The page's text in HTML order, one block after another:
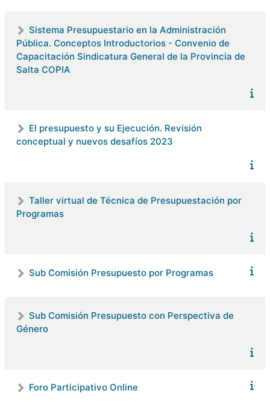
Sistema Presupuestario en la Administración
Pública. Conceptos Introductorios - Convenio de
Capacitación Sindicatura General de la Provincia de
Salta COPIA
El presupuesto y su Ejecución. Revisión
conceptual y nuevos desafíos 2023
Taller virtual de Técnica de Presupuestación por
Programas
Sub Comisión Presupuesto por Programas
Sub Comisión Presupuesto con Perspectiva de
Género
Foro Participativo Online